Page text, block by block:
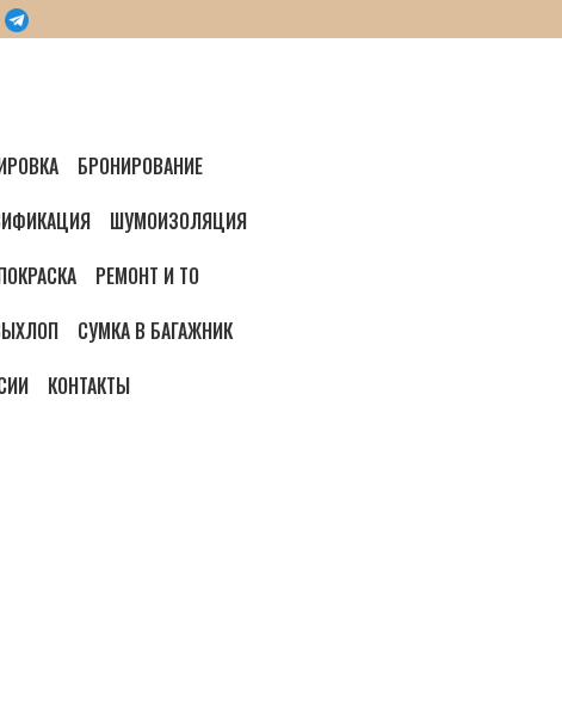
БРОНИРОВАНИЕ
ШУМОИЗОЛЯЦИЯ
РЕМОНТ И ТО
СУМКА В БАГАЖНИК
КОНТАКТЫ